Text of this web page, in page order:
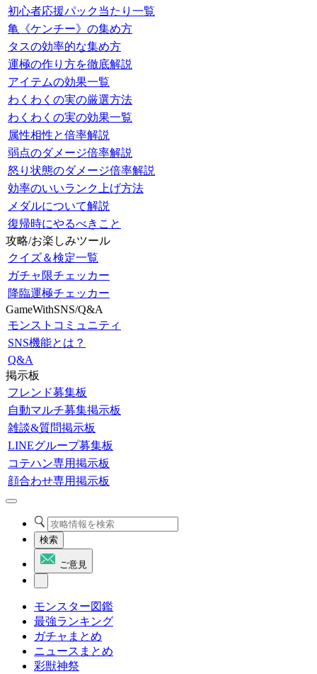
初心者応援パック当たり一覧
亀《ケンチー》の集め方
タスの効率的な集め方
運極の作り方を徹底解説
アイテムの効果一覧
わくわくの実の厳選方法
わくわくの実の効果一覧
属性相性と倍率解説
弱点のダメージ倍率解説
怒り状態のダメージ倍率解説
効率のいいランク上げ方法
メダルについて解説
復帰時にやるべきこと
攻略/お楽しみツール
クイズ＆検定一覧
ガチャ限チェッカー
降臨運極チェッカー
GameWithSNS/Q&A
モンストコミュニティ
SNS機能とは？
Q&A
掲示板
フレンド募集板
自動マルチ募集掲示板
雑談&質問掲示板
LINEグループ募集板
コテハン専用掲示板
顔合わせ専用掲示板
検索
ご意見
モンスター図鑑
最強ランキング
ガチャまとめ
ニュースまとめ
彩獣神祭